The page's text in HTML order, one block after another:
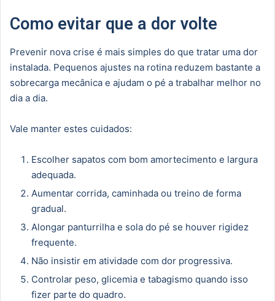
Como evitar que a dor volte
Prevenir nova crise é mais simples do que tratar uma dor
instalada. Pequenos ajustes na rotina reduzem bastante a
sobrecarga mecânica e ajudam o pé a trabalhar melhor no
dia a dia.
Vale manter estes cuidados:
Escolher sapatos com bom amortecimento e largura
adequada.
Aumentar corrida, caminhada ou treino de forma
gradual.
Alongar panturrilha e sola do pé se houver rigidez
frequente.
Não insistir em atividade com dor progressiva.
Controlar peso, glicemia e tabagismo quando isso
fizer parte do quadro.